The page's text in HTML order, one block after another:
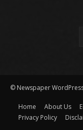
© Newspaper
Home About Us
Privacy Policy